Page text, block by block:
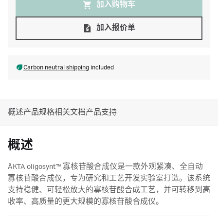
加入购物⻋
加入报价单
Carbon neutral shipping included
概述产品规格相关文档产品支持
概述
ÄKTA oligosynt™ 寡核苷酸合成仪是一款外观紧凑、全自动
寡核苷酸合成仪，专为研究和工艺开发实验室打造。该系统
支持稳健、可轻松放大的寡核苷酸合成工艺，并可转移到高
收率、高质量的更大规模的寡核苷酸合成仪。